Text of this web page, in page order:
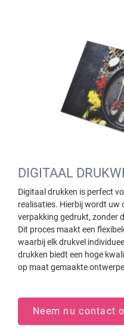
DIGITAAL
Digitaal drukken is perfect
realisaties. Hierbij wordt uw
verpakking gedrukt, zonder
Dit proces maakt een
waarbij elk drukvel
drukken biedt een hoge
op maat gemaakte
Neem nu contact